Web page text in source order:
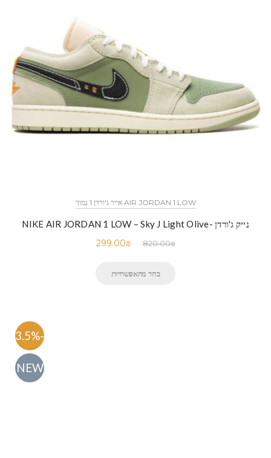
AIR JORDAN 1 LOW אייר ג'ורדן 1 נמוך
נייק ג'ורדן -NIKE AIR JORDAN 1 LOW – Sky J Light Olive
820.00₪
299.00₪
בחר מהאפשרויות
-63.5%
NEW